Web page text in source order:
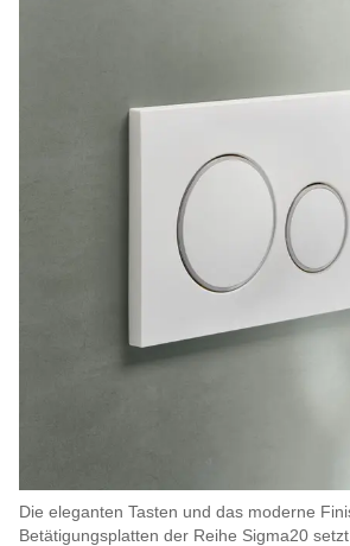
Die eleganten Tasten und das moderne
Betätigungsplatten der Reihe Sigma20 setzt